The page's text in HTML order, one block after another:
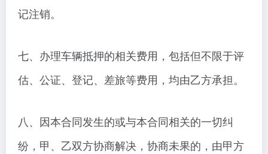
记注销。
七、办理车辆抵押的相关费用，包括但不限于评
估、公证、登记、差旅等费用，均由乙方承担。
八、因本合同发生的或与本合同相关的一切纠
纷，甲、乙双方协商解决，协商未果的，由甲方